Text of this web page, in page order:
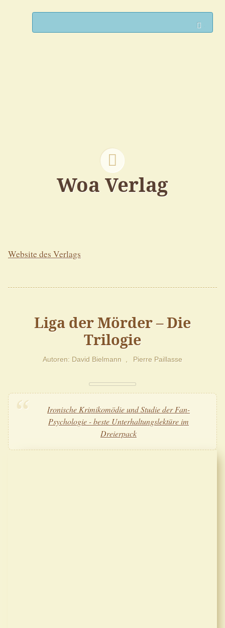
Woa Verlag
Website des Verlags
Liga der Mörder – Die
Trilogie
Autoren David Bielmann Pierre Paillasse
Ironische Krimikomödie und Studie der Fan-
Psychologie - beste Unterhaltungslektüre im
Dreierpack